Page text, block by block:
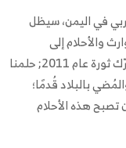
في اليمن، سيظل
والأحلام إلى
كوابيس، هذا هو إرثه الذي تركه للجيل الذي حرّك ثورة عام 2011; حلمنا
بالبلاد قُدمًا؛
تصبح هذه الأحلام